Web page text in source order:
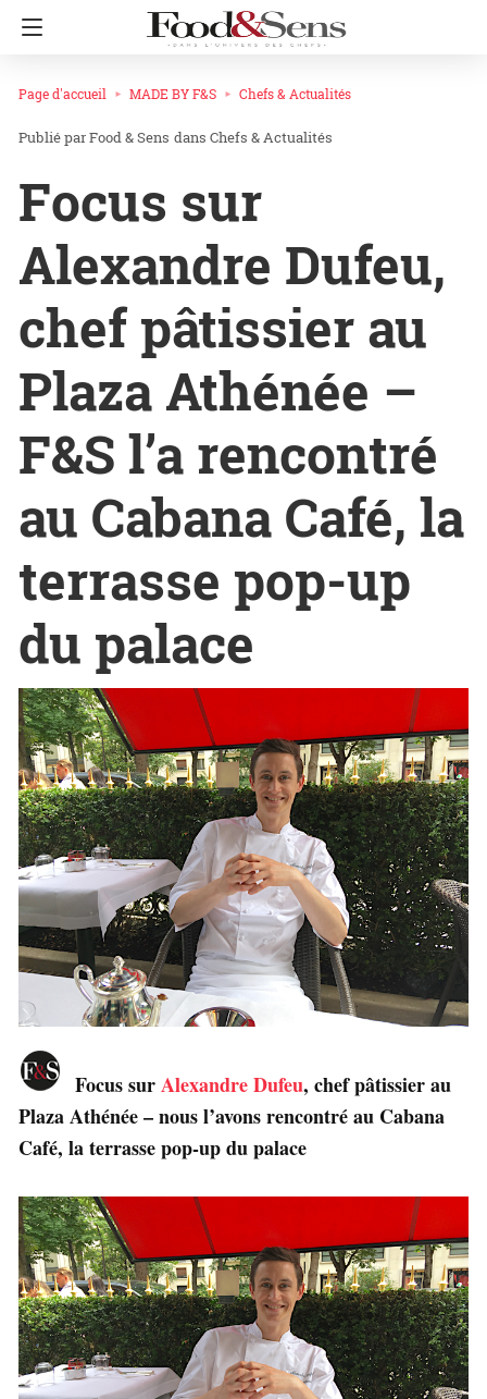
Page d'accueil MADE BY F&S Chefs & Actualités
Food & Sens dans Chefs & Actualités
Focus sur
Alexandre Dufeu,
chef pâtissier au
Plaza Athénée –
F&S l’a rencontré
au Cabana Café, la
terrasse pop-up
du palace
Focus surAlexandre Dufeu, chef pâtissier au
Plaza Athénée – nous l’avons rencontré au Cabana
Café, la terrasse pop-up du palace